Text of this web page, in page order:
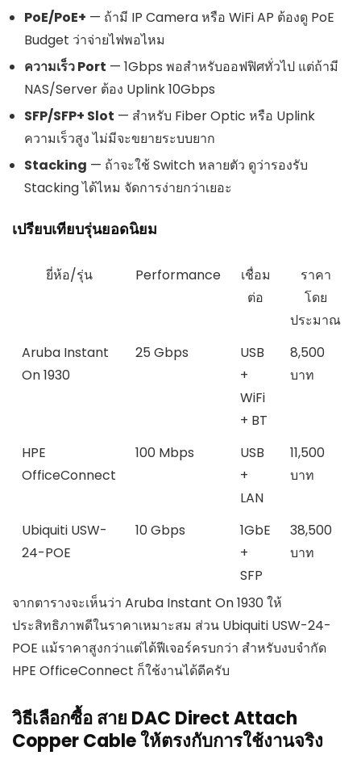
PoE/PoE+ — ถ้ามี IP Camera หรือ WiFi AP ต้องดู PoE
Budget ว่าจ่ายไฟพอไหม
ความเร็ว Port — 1Gbps พอสำหรับออฟฟิศทั่วไป แต่ถ้ามี
NAS/Server ต้อง Uplink 10Gbps
SFP/SFP+ Slot — สำหรับ Fiber Optic หรือ Uplink
ความเร็วสูง ไม่มีจะขยายระบบยาก
Stacking — ถ้าจะใช้ Switch หลายตัว ดูว่ารองรับ
Stacking ได้ไหม จัดการง่ายกว่าเยอะ
เปรียบเทียบรุ่นยอดนิยม
ยี่ห้อ/รุ่น Performance
เชื่อม
ต่อ
ราคา
โดย
ประมาณ
Aruba Instant
On 1930
25 Gbps
USB
+
WiFi
+ BT
8,500
บาท
HPE
OfficeConnect
100 Mbps
USB
+
LAN
11,500
บาท
Ubiquiti USW-
24-POE
10 Gbps
1GbE
+
SFP
38,500
บาท
จากตารางจะเห็นว่า Aruba Instant On 1930 ให้
ประสิทธิภาพดีในราคาเหมาะสม ส่วน Ubiquiti USW-24-
POE แม้ราคาสูงกว่าแต่ได้ฟีเจอร์ครบกว่า สำหรับงบจำกัด
HPE OfficeConnect ก็ใช้งานได้ดีครับ
วิธีเลือกซื้อ สาย DAC Direct Attach
Copper Cable ให้ตรงกับการใช้งานจริง